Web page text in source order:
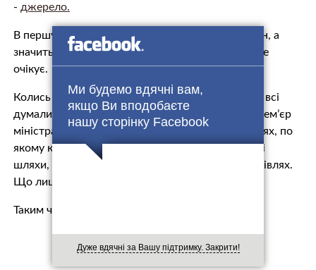
Ми будемо вдячні вам,
якщо Ви вподобаєте
нашу сторінку Facebook
Дуже вдячні за Вашу підтримку. Закрити!
- джерело.
В першу чергу треба відмітити, що суттєвих змін, а
значить і суттєвого впливу на економіку, ніхто не
очікує.
Колись перед призначенням нового уряду, коли всі
думали, то буде Яресько чи Гройсман, фігура премʼєр
міністра багато що визначала. Окреслювала шлях, по
якому країна піде. Зараз такої дилеми немає. Всі
шляхи, всі дорожні карти, малюють в інших будівлях.
Що лише частково пояснюється війною.
Таким чином, головна вада нового уря…